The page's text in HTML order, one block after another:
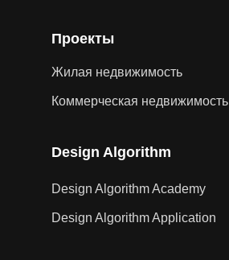
Design Algorithm Academy
Design Algorithm Application
Design Algorithm
Жилая недвижимость
Коммерческая недвижимость
Проекты